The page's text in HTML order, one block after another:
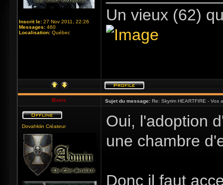
Inscrit le: 27 Nov 2011, 22:26
Messages: 460
Localisation: Québec
Un vieux (62)
Bioris Sujet du message: Re: Skyrim HEARTFIRE - Vos
Dovahkiin Créateur
Oui, l'adoption
une chambre
Donc il faut